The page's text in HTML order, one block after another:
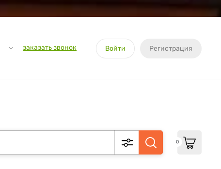
заказать звонок Войти Регистрация
0